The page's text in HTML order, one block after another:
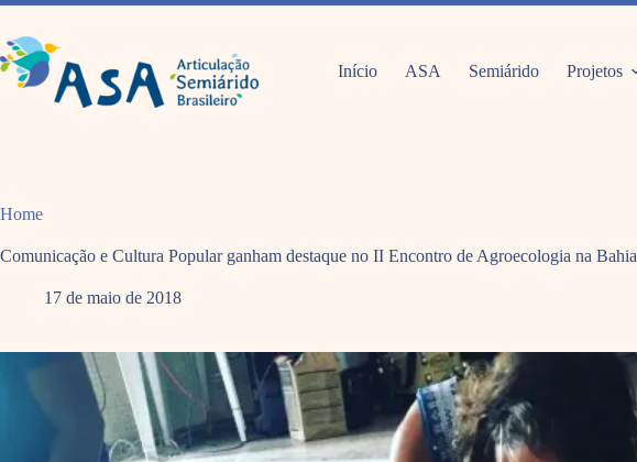
Pular
o
conteúdo
Início ASA Semiárido Projetos
Home
Comunicação e Cultura Popular ganham destaque no II Encontro de Agroecologia na Bahia
17 de maio de 2018